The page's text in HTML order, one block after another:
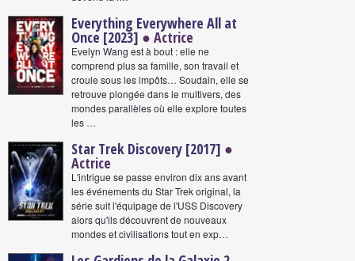
Everything Everywhere All at
Once [2023] ● Actrice
Evelyn Wang est à bout : elle ne
comprend plus sa famille, son travail et
croule sous les impôts… Soudain, elle se
retrouve plongée dans le multivers, des
mondes parallèles où elle explore toutes
les …
Star Trek Discovery [2017] ●
Actrice
L'intrigue se passe environ dix ans avant
les événements du Star Trek original, la
série suit l'équipage de l'USS Discovery
alors qu'ils découvrent de nouveaux
mondes et civilisations tout en exp…